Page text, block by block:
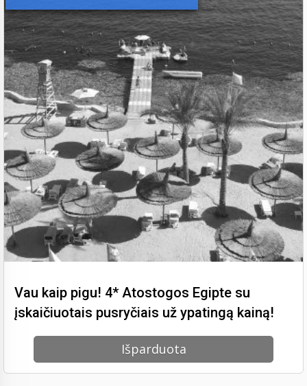
Vau kaip pigu! 4* Atostogos Egipte su
įskaičiuotais pusryčiais už ypatingą kainą!
Išparduota